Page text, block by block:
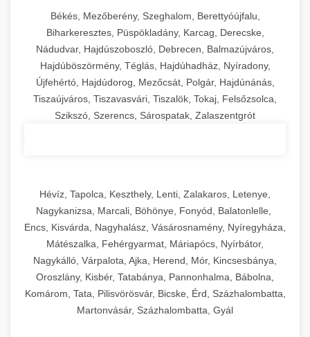
Békés, Mezőberény, Szeghalom, Berettyóújfalu,
Biharkeresztes, Püspökladány, Karcag, Derecske,
Nádudvar, Hajdúszoboszló, Debrecen, Balmazújváros,
Hajdúböszörmény, Téglás, Hajdúhadház, Nyíradony,
Újfehértó, Hajdúdorog, Mezőcsát, Polgár, Hajdúnánás,
Tiszaújváros, Tiszavasvári, Tiszalök, Tokaj, Felsőzsolca,
Szikszó, Szerencs, Sárospatak, Zalaszentgrót
Hévíz, Tapolca, Keszthely, Lenti, Zalakaros, Letenye,
Nagykanizsa, Marcali, Böhönye, Fonyód, Balatonlelle,
Encs, Kisvárda, Nagyhalász, Vásárosnamény, Nyíregyháza,
Mátészalka, Fehérgyarmat, Máriapócs, Nyírbátor,
Nagykálló, Várpalota, Ajka, Herend, Mór, Kincsesbánya,
Oroszlány, Kisbér, Tatabánya, Pannonhalma, Bábolna,
Komárom, Tata, Pilisvörösvár, Bicske, Érd, Százhalombatta,
Martonvásár, Százhalombatta, Gyál